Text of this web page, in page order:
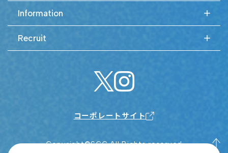
Information
Recruit
コーポレートサイト
Copyright©SCC All Rights reserved